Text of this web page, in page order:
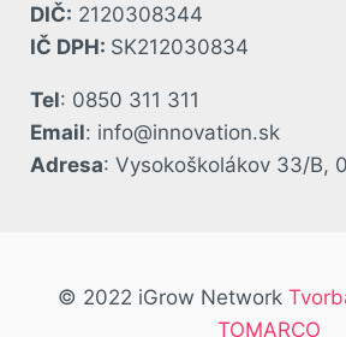
DIČ: 2120308344
IČ DPH: SK212030834
Tel: 0850 311 311
Email: info@innovation.sk
Adresa: Vysokoškolákov 33/B,
© 2022 iGrow Network
TOMARCO